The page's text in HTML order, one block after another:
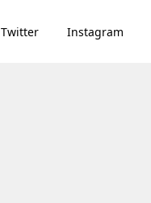
Twitter Instagram